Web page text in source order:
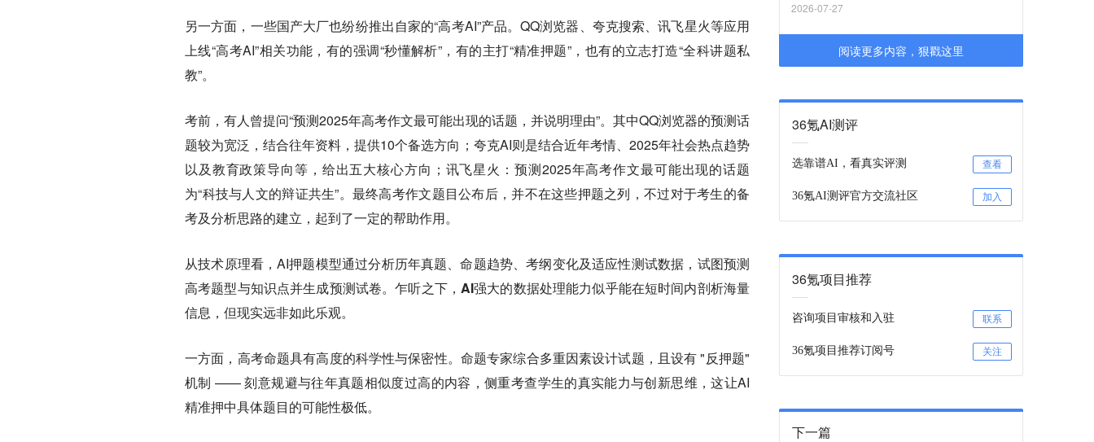
另一方面，一些国产大厂也纷纷推出自家的“高考AI”产品。QQ浏览器、夸克搜索、讯飞星火等应用
上线“高考AI”相关功能，有的强调“秒懂解析”，有的主打“精准押题”，也有的立志打造“全科讲题私
教”。
考前，有人曾提问“预测2025年高考作文最可能出现的话题，并说明理由”。其中QQ浏览器的预测话
题较为宽泛，结合往年资料，提供10个备选方向；夸克AI则是结合近年考情、2025年社会热点趋势
以及教育政策导向等，给出五大核心方向；讯飞星火：预测2025年高考作文最可能出现的话题
为“科技与人文的辩证共生”。最终高考作文题目公布后，并不在这些押题之列，不过对于考生的备
考及分析思路的建立，起到了一定的帮助作用。
从技术原理看，AI押题模型通过分析历年真题、命题趋势、考纲变化及适应性测试数据，试图预测
高考题型与知识点并生成预测试卷。乍听之下，AI强大的数据处理能力似乎能在短时间内剖析海量
信息，但现实远非如此乐观。
一方面，高考命题具有高度的科学性与保密性。命题专家综合多重因素设计试题，且设有 "反押题"
机制 —— 刻意规避与往年真题相似度过高的内容，侧重考查学生的真实能力与创新思维，这让AI
精准押中具体题目的可能性极低。
2026-07-27
阅读更多内容，狠戳这里
36氪AI测评
选靠谱AI，看真实评测 查看
36氪AI测评官方交流社区 加入
36氪项目推荐
咨询项目审核和入驻 联系
36氪项目推荐订阅号 关注
下一篇